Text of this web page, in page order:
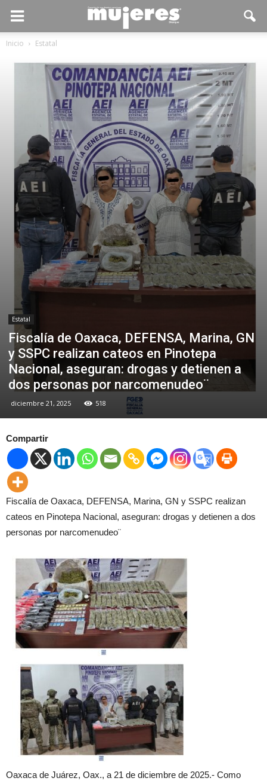
Inicio Estatal
Estatal
Fiscalía de Oaxaca, DEFENSA, Marina, GN
y SSPC realizan cateos en Pinotepa
Nacional, aseguran: drogas y detienen a
dos personas por narcomenudeo¨
diciembre 21, 2025 518
Compartir
Fiscalía de Oaxaca, DEFENSA, Marina, GN y SSPC realizan
cateos en Pinotepa Nacional, aseguran: drogas y detienen a dos
personas por narcomenudeo¨
Oaxaca de Juárez, Oax., a 21 de diciembre de 2025.- Como